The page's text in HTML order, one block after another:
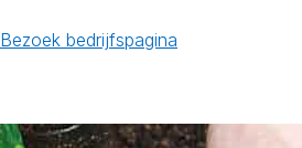
Bezoek bedrijfspagina